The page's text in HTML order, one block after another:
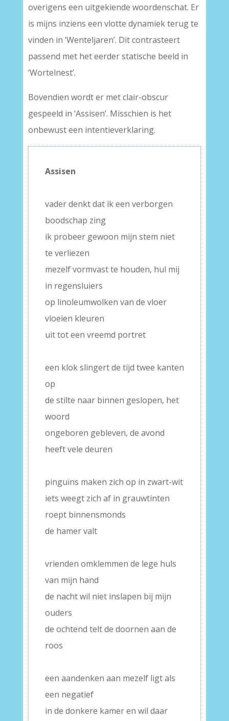
overigens een uitgekiende woordenschat. Er
is mijns inziens een vlotte dynamiek terug te
vinden in ‘Wenteljaren’. Dit contrasteert
passend met het eerder statische beeld in
‘Wortelnest’.
Bovendien wordt er met clair-obscur
gespeeld in ‘Assisen’. Misschien is het
onbewust een intentieverklaring.
Assisen
vader denkt dat ik een verborgen
boodschap zing
ik probeer gewoon mijn stem niet
te verliezen
mezelf vormvast te houden, hul mij
in regensluiers
op linoleumwolken van de vloer
vloeien kleuren
uit tot een vreemd portret
een klok slingert de tijd twee kanten
op
de stilte naar binnen geslopen, het
woord
ongeboren gebleven, de avond
heeft vele deuren
pinguïns maken zich op in zwart-wit
iets weegt zich af in grauwtinten
roept binnensmonds
de hamer valt
vrienden omklemmen de lege huls
van mijn hand
de nacht wil niet inslapen bij mijn
ouders
de ochtend telt de doornen aan de
roos
een aandenken aan mezelf ligt als
een negatief
in de donkere kamer en wil daar